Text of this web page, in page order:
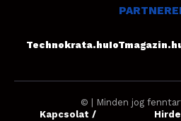
Technokrata.hu
© | Minden jog
Kapcsolat /